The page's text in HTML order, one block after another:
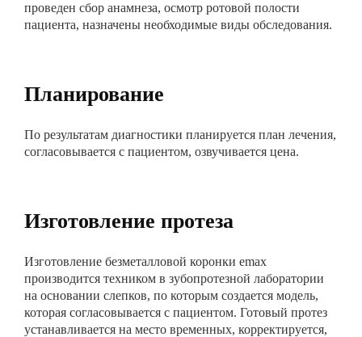
проведен сбор анамнеза, осмотр ротовой полости
пациента, назначены необходимые виды обследования.
Планирование
По результатам диагностики планируется план лечения,
согласовывается с пациентом, озвучивается цена.
Изготовление протеза
Изготовление безметалловой коронки emax
производится техником в зубопротезной лаборатории
на основании слепков, по которым создается модель,
которая согласовывается с пациентом. Готовый протез
устанавливается на место временных, корректируется,